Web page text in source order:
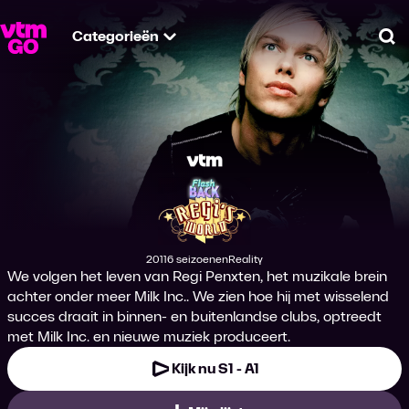
Categorieën
Regi's World
Productiejaar
20116 seizoenen
Genre
Reality
We volgen het leven van Regi Penxten, het muzikale brein
achter onder meer Milk Inc.. We zien hoe hij met wisselend
succes draait in binnen- en buitenlandse clubs, optreedt
met Milk Inc. en nieuwe muziek produceert.
Kijk nu S1 - A1